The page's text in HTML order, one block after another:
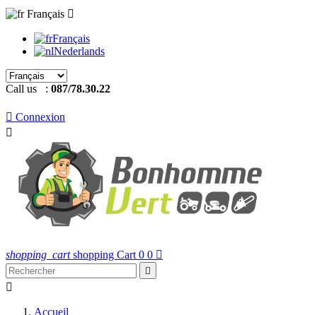
Français 
Français
Nederlands
Call us : 087/78.30.22
 Connexion

shopping_cart shopping Cart 0 0 


Accueil